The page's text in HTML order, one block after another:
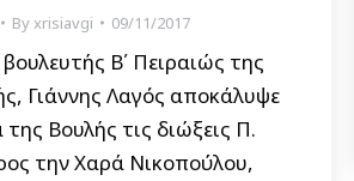
Byxrisiavgi 09/11/2017
βουλευτής Β΄ Πειραιώς της
Γιάννης Λαγός αποκάλυψε
Βουλής τις διώξεις Π.
την Χαρά Νικοπούλου,